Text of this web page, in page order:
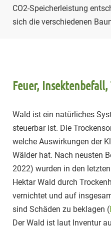
CO2-Speicherleistung
sich die verschiedenen
Feuer,
Wald ist ein natürliches
steuerbar ist. Die
welche Auswirkungen der
Wälder hat. Nach neusten
2022) wurden in den
Hektar Wald durch
vernichtet und auf
sind Schäden zu beklagen (
Der Wald ist laut Inventur